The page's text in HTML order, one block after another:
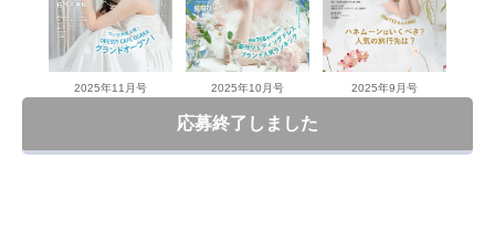
応募終了しました
2025年11月号 2025年10月号 2025年9月号